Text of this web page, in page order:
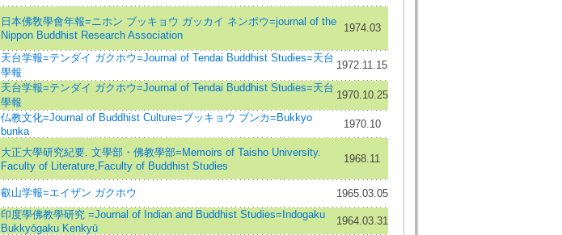
日本佛敎學會年報=ニホン ブッキョウ ガッカイ ネンポウ=journal of the
Nippon Buddhist Research Association
1974.03
天台学報=テンダイ ガクホウ=Journal of Tendai Buddhist Studies=天台
學報
1972.11.15
天台学報=テンダイ ガクホウ=Journal of Tendai Buddhist Studies=天台
學報
1970.10.25
仏教文化=Journal of Buddhist Culture=ブッキョウ ブンカ=Bukkyo
bunka
1970.10
大正大學研究紀要. 文學部・佛教學部=Memoirs of Taisho University.
Faculty of Literature,Faculty of Buddhist Studies
1968.11
叡山学報=エイザン ガクホウ 1965.03.05
印度學佛教學研究 =Journal of Indian and Buddhist Studies=Indogaku
Bukkyōgaku Kenkyū
1964.03.31